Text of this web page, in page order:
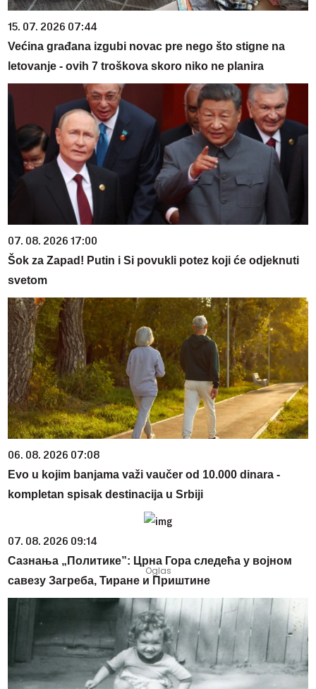
15. 07. 2026 07:44
Većina građana izgubi novac pre nego što stigne na
letovanje - ovih 7 troškova skoro niko ne planira
07. 08. 2026 17:00
Šok za Zapad! Putin i Si povukli potez koji će odjeknuti
svetom
06. 08. 2026 07:08
Evo u kojim banjama važi vaučer od 10.000 dinara -
kompletan spisak destinacija u Srbiji
07. 08. 2026 09:14
Сазнања „Политике”: Црна Гора следећа у војном
савезу Загреба, Тиране и Приштине